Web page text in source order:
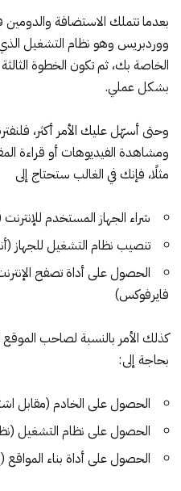
بعدما تتملك الاستضافة
ووردبريس وهو نظام التشغيل
الخاصة بك، ثم تكون الخطوة
بشكل عملي.
وحتى أسهّل عليك الأمر أكثر،
ومشاهدة الفيديوهات أو قراءة
مثلًا، فإنك في الغالب ستحتاج إلى
شراء الجهاز المستخدم
تنصيب نظام التشغيل للجهاز
الحصول على أداة تصفح
فايرفوكس)
كذلك الأمر بالنسبة لصاحب
بحاجة إلى:
الحصول على الخادم (مقابل
الحصول على نظام التشغيل
الحصول على أداة بناء